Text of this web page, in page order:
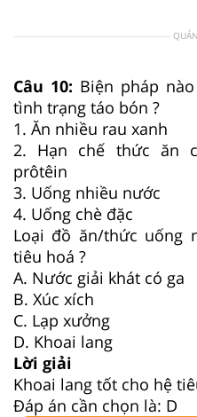
Câu 10: Biện pháp
tình trạng táo bón ?
1. Ăn nhiều rau xanh
2. Hạn chế thức ăn
prôtêin
3. Uống nhiều nước
4. Uống chè đặc
Loại đồ ăn/thức uống
tiêu hoá ?
A. Nước giải khát có ga
B. Xúc xích
C. Lạp xưởng
D. Khoai lang
Lời giải
Khoai lang tốt cho hệ
Đáp án cần chọn là: D